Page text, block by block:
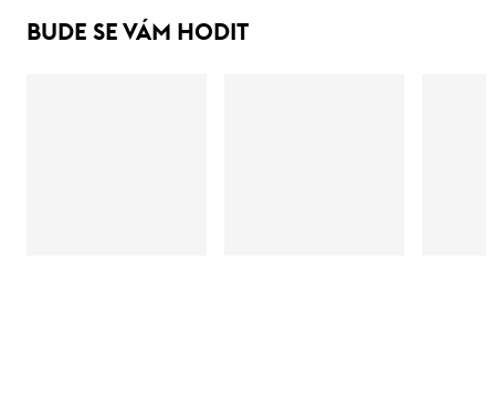
BUDE SE VÁM HODIT